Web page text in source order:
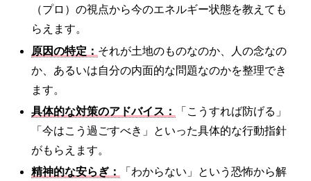
（プロ）の視点から今のエネルギー状態を教えても
らえます。
原因の特定： それが土地のものなのか、人の念なの
か、あるいは自分の内面的な問題なのかを整理でき
ます。
具体的な対策のアドバイス：
「こうすれば防げる」
「今はこう過ごすべき」といった具体的な行動指針
がもらえます。
精神的な安らぎ：
「わからない」という恐怖から解